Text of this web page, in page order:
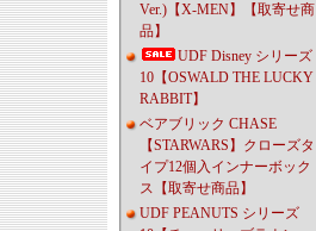
Ver.)【X-MEN】【取寄せ商
品】
UDF Disney シリーズ
10【OSWALD THE LUCKY
RABBIT】
ベアブリック CHASE
【STARWARS】クローズタ
イプ12個入インナーボック
ス【取寄せ商品】
UDF PEANUTS シリーズ